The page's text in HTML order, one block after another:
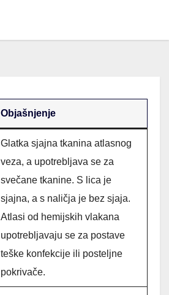
Objašnjenje
Glatka sjajna tkanina atlasnog
veza, a upotrebljava se za
svečane tkanine. S lica je
sjajna, a s naličja je bez sjaja.
Atlasi od hemijskih vlakana
upotrebljavaju se za postave
teške konfekcije ili posteljne
pokrivače.